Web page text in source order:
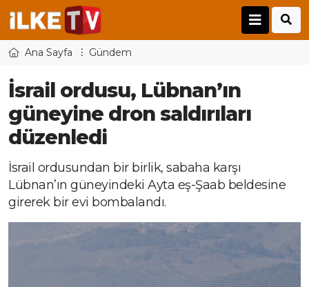
Ana Sayfa Gündem
İsrail ordusu, Lübnan’ın
güneyine dron saldırıları
düzenledi
İsrail ordusundan bir birlik, sabaha karşı
Lübnan’ın güneyindeki Ayta eş-Şaab beldesine
girerek bir evi bombalandı.